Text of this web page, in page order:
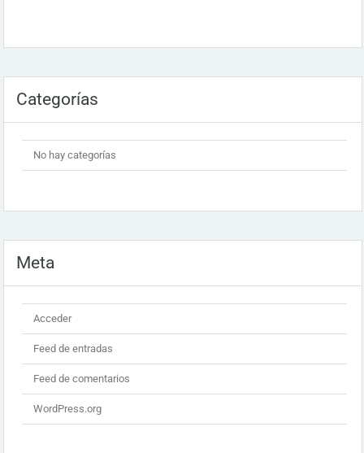
Categorías
No hay categorías
Meta
Acceder
Feed de entradas
Feed de comentarios
WordPress.org